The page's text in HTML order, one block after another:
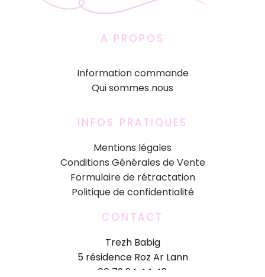
A PROPOS
Information commande
Qui sommes nous
INFOS PRATIQUES
Mentions légales
Conditions Générales de Vente
Formulaire de rétractation
Politique de confidentialité
CONTACT
Trezh Babig
5 résidence Roz Ar Lann
06 79 94 44 48